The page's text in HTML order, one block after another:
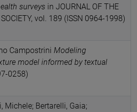
surveys in JOURNAL OF THE
SOCIETY, vol. 189 (ISSN 0964-1998)
Campostrini Modeling
model informed by textual
0258)
Michele; Bertarelli, Gaia;